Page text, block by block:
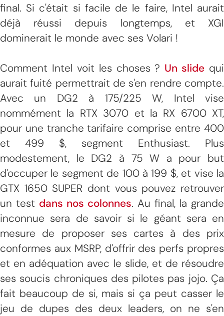
final. Si c'était si facile de le faire, Intel aurait
déjà réussi depuis longtemps, et XGI
dominerait le monde avec ses Volari !
Comment Intel voit les choses ? Un slide qui
aurait fuité permettrait de s'en rendre compte.
Avec un DG2 à 175/225 W, Intel vise
nommément la RTX 3070 et la RX 6700 XT,
pour une tranche tarifaire comprise entre 400
et 499 $, segment Enthusiast. Plus
modestement, le DG2 à 75 W a pour but
d'occuper le segment de 100 à 199 $, et vise la
GTX 1650 SUPER dont vous pouvez retrouver
un test dans nos colonnes. Au final, la grande
inconnue sera de savoir si le géant sera en
mesure de proposer ses cartes à des prix
conformes aux MSRP, d'offrir des perfs propres
et en adéquation avec le slide, et de résoudre
ses soucis chroniques des pilotes pas jojo. Ça
fait beaucoup de si, mais si ça peut casser le
jeu de dupes des deux leaders, on ne s'en